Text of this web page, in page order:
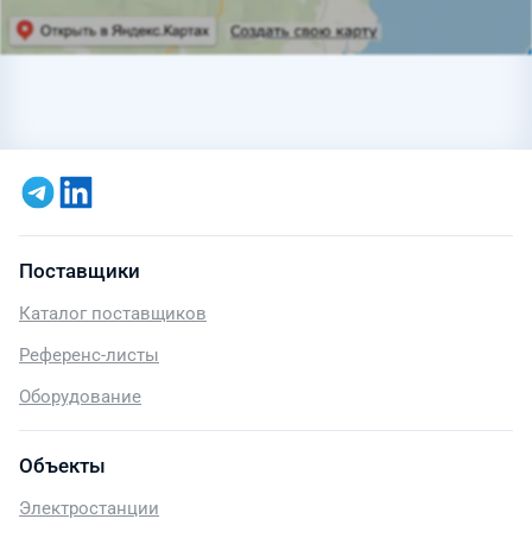
Поставщики
Каталог поставщиков
Референс-листы
Оборудование
Объекты
Электростанции